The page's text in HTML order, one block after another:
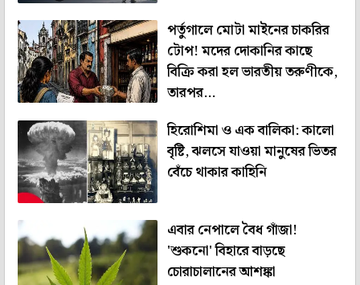
পর্তুগালে মোটা মাইনের চাকরির
টোপ! মদের দোকানির কাছে
বিক্রি করা হল ভারতীয় তরুণীকে,
তারপর...
হিরোশিমা ও এক বালিকা: কালো
বৃষ্টি, ঝলসে যাওয়া মানুষের ভিতর
বেঁচে থাকার কাহিনি
এবার নেপালে বৈধ গাঁজা!
'শুকনো' বিহারে বাড়ছে
চোরাচালানের আশঙ্কা